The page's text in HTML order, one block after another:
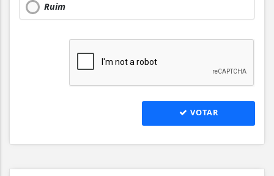
Ruim
VOTAR